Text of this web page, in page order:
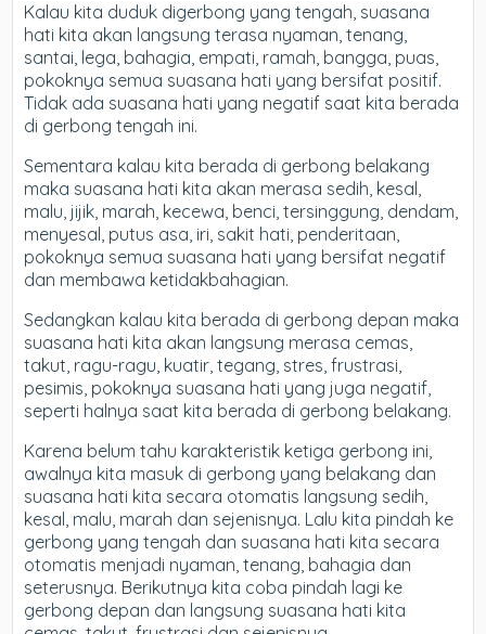
Kalau kita duduk digerbong yang tengah, suasana
hati kita akan langsung terasa nyaman, tenang,
santai, lega, bahagia, empati, ramah, bangga, puas,
pokoknya semua suasana hati yang bersifat positif.
Tidak ada suasana hati yang negatif saat kita berada
di gerbong tengah ini.
Sementara kalau kita berada di gerbong belakang
maka suasana hati kita akan merasa sedih, kesal,
malu, jijik, marah, kecewa, benci, tersinggung, dendam,
menyesal, putus asa, iri, sakit hati, penderitaan,
pokoknya semua suasana hati yang bersifat negatif
dan membawa ketidakbahagian.
Sedangkan kalau kita berada di gerbong depan maka
suasana hati kita akan langsung merasa cemas,
takut, ragu-ragu, kuatir, tegang, stres, frustrasi,
pesimis, pokoknya suasana hati yang juga negatif,
seperti halnya saat kita berada di gerbong belakang.
Karena belum tahu karakteristik ketiga gerbong ini,
awalnya kita masuk di gerbong yang belakang dan
suasana hati kita secara otomatis langsung sedih,
kesal, malu, marah dan sejenisnya. Lalu kita pindah ke
gerbong yang tengah dan suasana hati kita secara
otomatis menjadi nyaman, tenang, bahagia dan
seterusnya. Berikutnya kita coba pindah lagi ke
gerbong depan dan langsung suasana hati kita